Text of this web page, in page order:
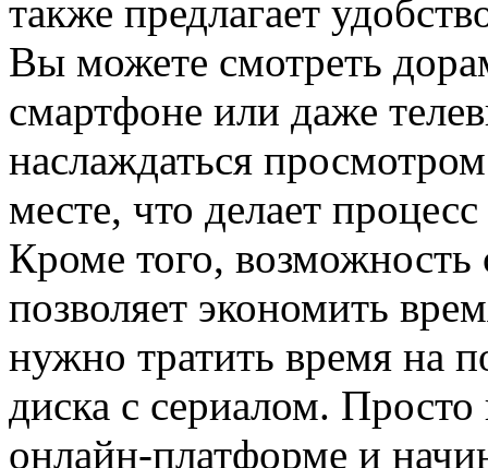
также предлагает
Вы можете смотреть
смартфоне или даже
наслаждаться
месте, что делает
Кроме того,
позволяет экономить
нужно тратить время на
диска с сериалом.
онлайн-платформе и